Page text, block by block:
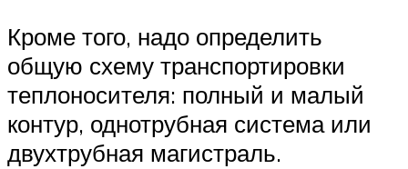
Кроме того, надо определить
общую схему транспортировки
теплоносителя: полный и малый
контур, однотрубная система или
двухтрубная магистраль.